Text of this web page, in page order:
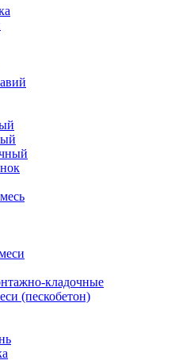
кладочные
(пескобетон)